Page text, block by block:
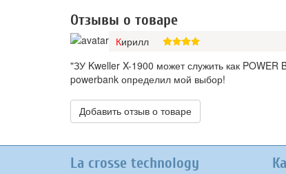
Отзывы о товаре
Кирилл
"ЗУ Kweller X-1900 может служить как POWER
powerbank определил мой выбор!
Добавить отзыв о товаре
La crosse technology